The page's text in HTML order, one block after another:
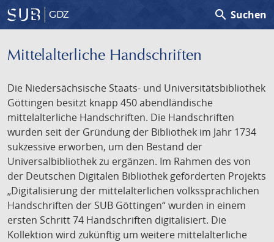
GDZ search Suchen
Mittelalterliche Handschriften
Die Niedersächsische Staats- und Universitätsbibliothek
Göttingen besitzt knapp 450 abendländische
mittelalterliche Handschriften. Die Handschriften
wurden seit der Gründung der Bibliothek im Jahr 1734
sukzessive erworben, um den Bestand der
Universalbibliothek zu ergänzen. Im Rahmen des von
der Deutschen Digitalen Bibliothek geförderten Projekts
„Digitalisierung der mittelalterlichen volkssprachlichen
Handschriften der SUB Göttingen“ wurden in einem
ersten Schritt 74 Handschriften digitalisiert. Die
Kollektion wird zukünftig um weitere mittelalterliche